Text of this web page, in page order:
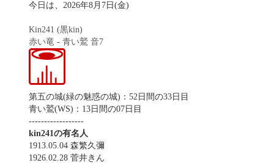
今日は、2026年8月7日(金)
Kin241 (黒kin)
赤い竜 - 青い鷲 音7
第五の城(緑の魅惑の城)：52日間の33日目
青い鷲(WS)：13日間の07日目
------------------
kin241の有名人
1913.05.04 森繁久彌
1926.02.28 菅井きん